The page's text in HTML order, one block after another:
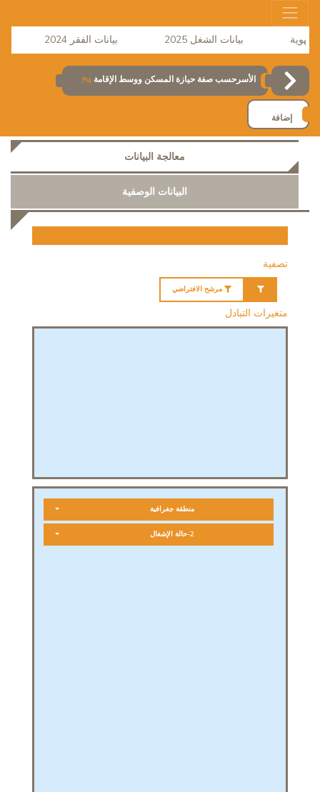
بيانات الشغل 2025 بيانات الفقر 2024
الأسرحسب صفة حيازة المسكن ووسط الإقامة (%)
إضافة
معالجة البيانات
البيانات الوصفية
تصفية
مرشح الافتراضي
متغيرات التبادل
منطقة جغرافية
2-حالة الإشغال